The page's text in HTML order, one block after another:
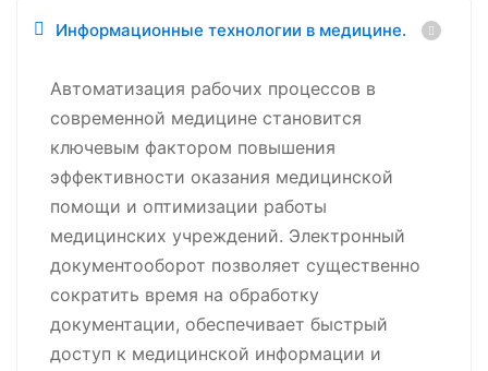
Информационные технологии в медицине.
Автоматизация рабочих процессов в
современной медицине становится
ключевым фактором повышения
эффективности оказания медицинской
помощи и оптимизации работы
медицинских учреждений. Электронный
документооборот позволяет существенно
сократить время на обработку
документации, обеспечивает быстрый
доступ к медицинской информации и